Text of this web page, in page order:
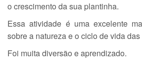
o crescimento da sua plantinha.
Essa atividade é uma excelente
sobre a natureza e o ciclo de vida
Foi muita diversão e aprendizado.